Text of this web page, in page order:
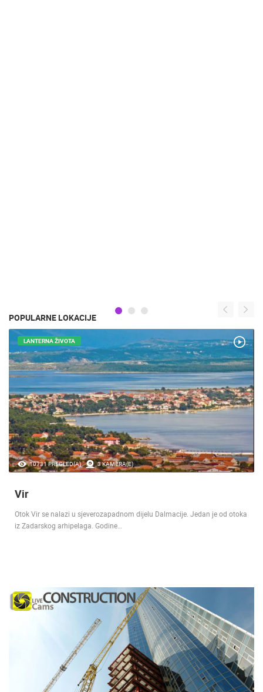
POPULARNE LOKACIJE
10731 PREGLED(A) 3 KAMERA(E)
LANTERNA ŽIVOTA
Vir
Otok Vir se nalazi u sjeverozapadnom dijelu Dalmacije. Jedan je od otoka
iz Zadarskog arhipelaga. Godine…